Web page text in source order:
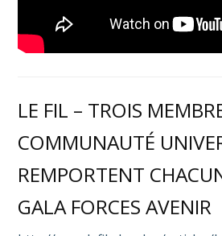
LE FIL – TROIS
COMMUNAUTÉ
REMPORTENT
GALA FORCES AVENIR